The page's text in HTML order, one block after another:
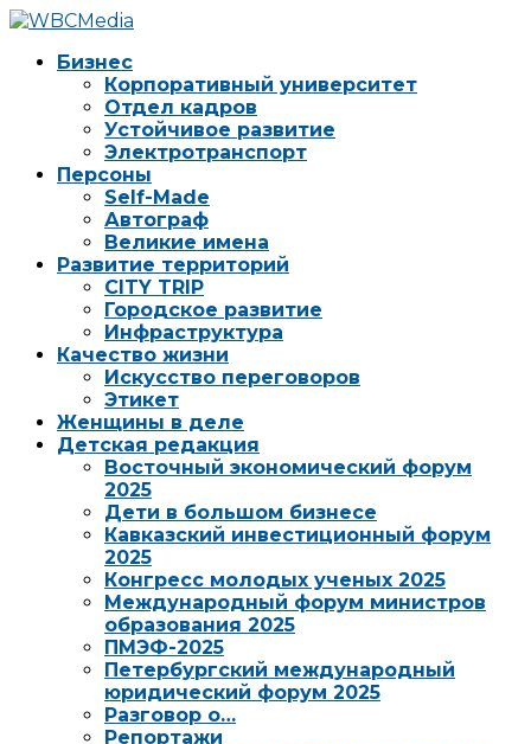
Бизнес
Корпоративный университет
Отдел кадров
Устойчивое развитие
Электротранспорт
Персоны
Self-Made
Автограф
Великие имена
Развитие территорий
CITY TRIP
Городское развитие
Инфраструктура
Качество жизни
Искусство переговоров
Этикет
Женщины в деле
Детская редакция
Восточный экономический форум
2025
Дети в большом бизнесе
Кавказский инвестиционный форум
2025
Конгресс молодых ученых 2025
Международный форум министров
образования 2025
ПМЭФ-2025
Петербургский международный
юридический форум 2025
Разговор о…
Репортажи